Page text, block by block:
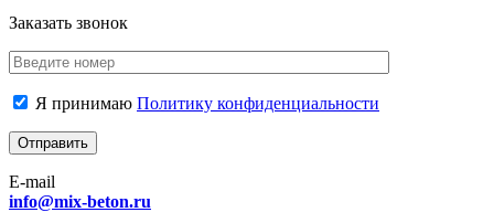
Заказать звонок
Я принимаю Политику конфиденциальности
E-mail
info@mix-beton.ru